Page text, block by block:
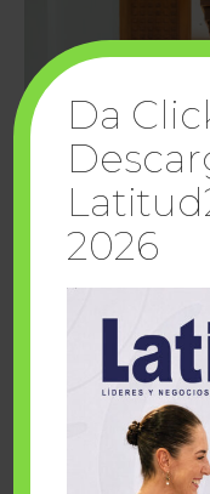
Cuando la
sueños
Da
2026